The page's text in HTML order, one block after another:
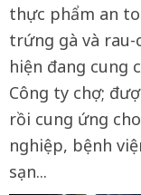
thực phẩm an
trứng gà và rau-
hiện đang cung
Công ty chợ;
rồi cung ứng
nghiệp, bệnh
sạn...